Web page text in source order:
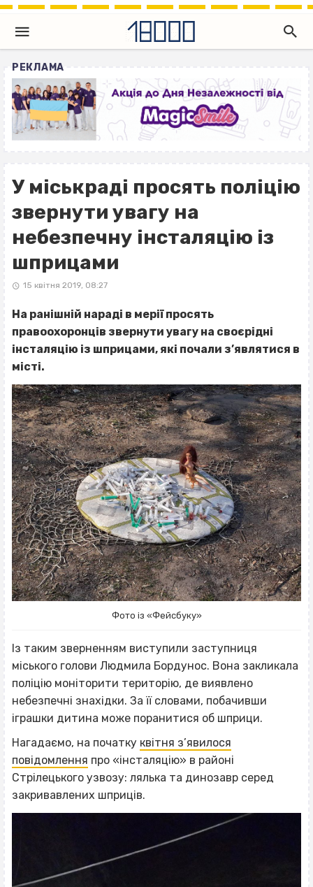
РЕКЛАМА
У міськраді просять поліцію
звернути увагу на
небезпечну інсталяцію із
шприцами
15 квітня 2019, 08:27
На ранішній нараді в мерії просять
правоохоронців звернути увагу на своєрідні
інсталяцію із шприцами, які почали з’являтися в
місті.
Фото із «Фейсбуку»
Із таким зверненням виступили заступниця
міського голови Людмила Бордунос. Вона закликала
поліцію моніторити територію, де виявлено
небезпечні знахідки. За її словами, побачивши
іграшки дитина може поранитися об шприци.
Нагадаємо, на початку квітня з’явилося
повідомлення про «інсталяцію» в районі
Стрілецького узвозу: лялька та динозавр серед
закривавлених шприців.